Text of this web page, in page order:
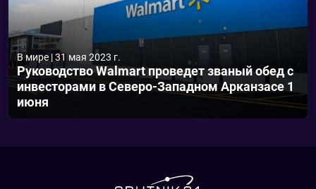
В мире |31 мая 2023 г.
Руководство Walmart проведет званый обед с
инвесторами в Северо-Западном Арканзасе 1
июня